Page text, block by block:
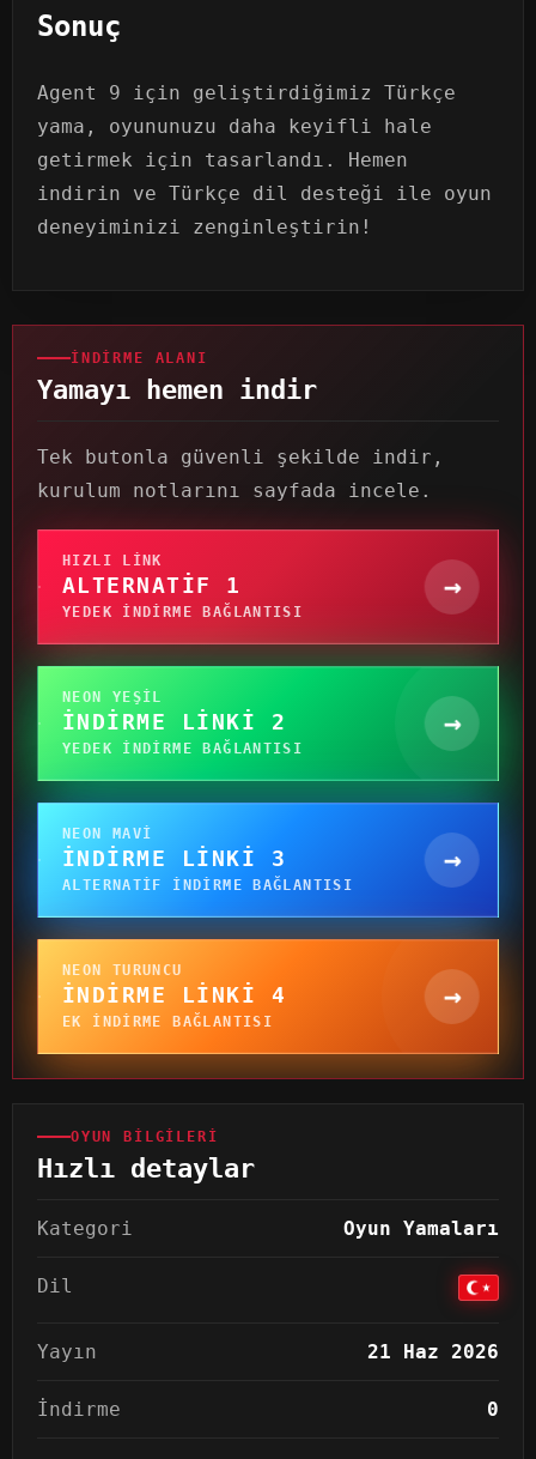
Sonuç
Agent 9 için geliştirdiğimiz Türkçe
yama, oyununuzu daha keyifli hale
getirmek için tasarlandı. Hemen
indirin ve Türkçe dil desteği ile oyun
deneyiminizi zenginleştirin!
İNDIRME ALANI
Yamayı hemen indir
Tek butonla güvenli şekilde indir,
kurulum notlarını sayfada incele.
HIZLI LINK
ALTERNATIF 1
YEDEK INDIRME BAĞLANTISI
→
NEON YEŞIL
İNDIRME LINKI 2
YEDEK INDIRME BAĞLANTISI
→
NEON MAVI
İNDIRME LINKI 3
ALTERNATIF INDIRME BAĞLANTISI
→
NEON TURUNCU
İNDIRME LINKI 4
EK INDIRME BAĞLANTISI
→
OYUN BILGILERI
Hızlı detaylar
Kategori Oyun Yamaları
Dil
Yayın 21 Haz 2026
İndirme 0